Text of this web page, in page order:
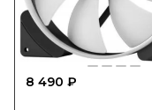
8 490 ₽